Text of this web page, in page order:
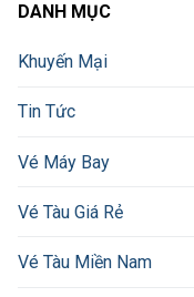
DANH MỤC
Khuyến Mại
Tin Tức
Vé Máy Bay
Vé Tàu Giá Rẻ
Vé Tàu Miền Nam